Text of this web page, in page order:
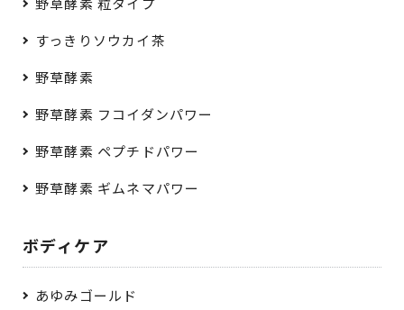
すっきりソウカイ茶
野草酵素
野草酵素 フコイダンパワー
野草酵素 ペプチドパワー
野草酵素 ギムネマパワー
ボディケア
あゆみゴールド